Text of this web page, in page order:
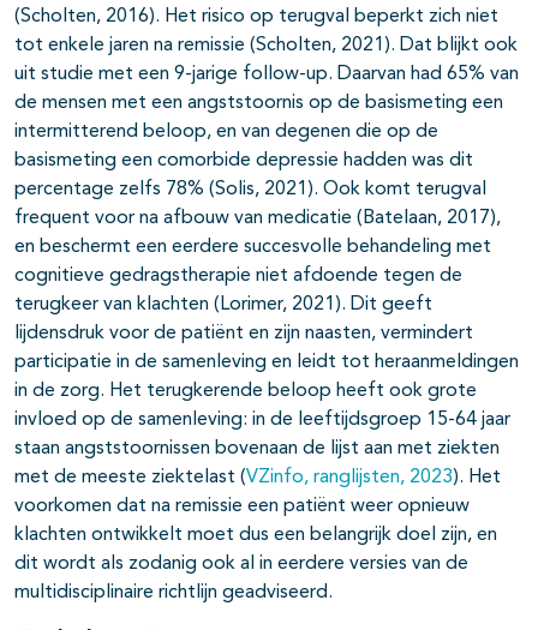
(Scholten, 2016). Het risico op terugval beperkt zich niet
tot enkele jaren na remissie (Scholten, 2021). Dat blijkt ook
uit studie met een 9-jarige follow-up. Daarvan had 65% van
de mensen met een angststoornis op de basismeting een
intermitterend beloop, en van degenen die op de
basismeting een comorbide depressie hadden was dit
percentage zelfs 78% (Solis, 2021). Ook komt terugval
frequent voor na afbouw van medicatie (Batelaan, 2017),
en beschermt een eerdere succesvolle behandeling met
cognitieve gedragstherapie niet afdoende tegen de
terugkeer van klachten (Lorimer, 2021). Dit geeft
lijdensdruk voor de patiënt en zijn naasten, vermindert
participatie in de samenleving en leidt tot heraanmeldingen
in de zorg. Het terugkerende beloop heeft ook grote
invloed op de samenleving: in de leeftijdsgroep 15-64 jaar
staan angststoornissen bovenaan de lijst aan met ziekten
met de meeste ziektelast (VZinfo, ranglijsten, 2023). Het
voorkomen dat na remissie een patiënt weer opnieuw
klachten ontwikkelt moet dus een belangrijk doel zijn, en
dit wordt als zodanig ook al in eerdere versies van de
multidisciplinaire richtlijn geadviseerd.